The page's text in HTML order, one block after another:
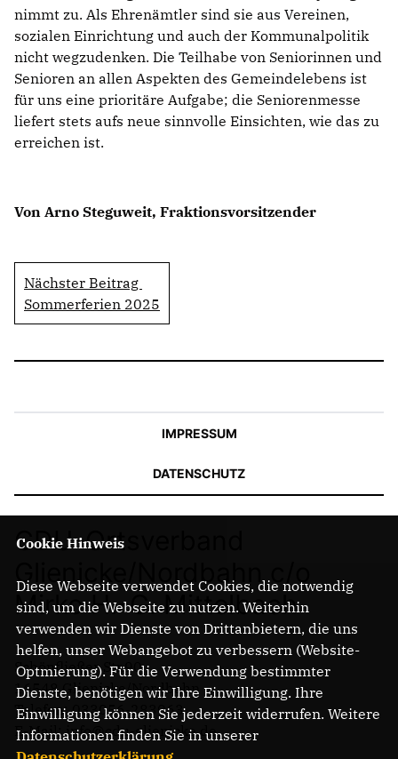
nimmt zu. Als Ehrenämtler sind sie aus Vereinen,
sozialen Einrichtung und auch der Kommunalpolitik
nicht wegzudenken. Die Teilhabe von Seniorinnen und
Senioren an allen Aspekten des Gemeindelebens ist
für uns eine prioritäre Aufgabe; die Seniorenmesse
liefert stets aufs neue sinnvolle Einsichten, wie das zu
erreichen ist.
Von Arno Steguweit, Fraktionsvorsitzender
Nächster Beitrag
Sommerferien 2025
IMPRESSUM
DATENSCHUTZ
CDU-Ortsverband
Glienicke/Nordbahn c/o
Mirko H.-G. Mittelbach
Schönfließer Str.90
16548 Glienicke/Nordbahn
Telefon: 033056-283063
E-Mail: info@cdu-glienicke.de
Cookie Hinweis
Diese Webseite verwendet Cookies, die notwendig
sind, um die Webseite zu nutzen. Weiterhin
verwenden wir Dienste von Drittanbietern, die uns
helfen, unser Webangebot zu verbessern (Website-
Optmierung). Für die Verwendung bestimmter
Dienste, benötigen wir Ihre Einwilligung. Ihre
Einwilligung können Sie jederzeit widerrufen. Weitere
Informationen finden Sie in unserer